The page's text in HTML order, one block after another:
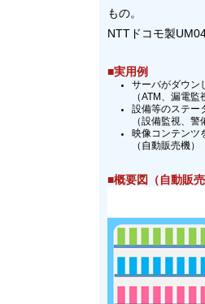
もの。
NTTドコモ製
■実用例
サーバがダウン
（ATM、漏電監
設備等のステー
（設備監視、警
映像コンテンツ
（自動販売機）
■概要図（自動販売